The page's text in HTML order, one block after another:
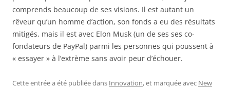
comprends beaucoup de ses visions. Il est autant un
rêveur qu’un homme d’action, son fonds a eu des résultats
mitigés, mais il est avec Elon Musk (un de ses ses co-
fondateurs de PayPal) parmi les personnes qui poussent à
« essayer » à l’extrème sans avoir peur d’échouer.
Cette entrée a été publiée dans Innovation, et marquée avec New